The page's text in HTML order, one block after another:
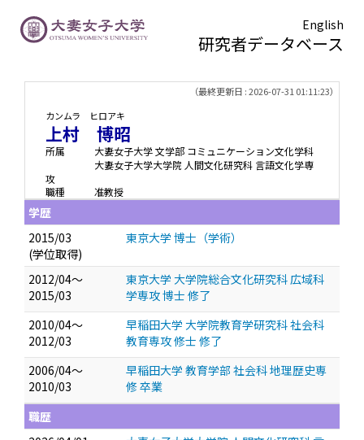
English
研究者データベース
（最終更新日 : 2026-07-31 01:11:23）
カンムラ ヒロアキ
上村 博昭
所属
大妻女子大学 文学部 コミュニケーション文化学科
大妻女子大学大学院 人間文化研究科 言語文化学専
攻
職種
准教授
学歴
2015/03
(学位取得)
東京大学 博士（学術）
2012/04～
2015/03
東京大学 大学院総合文化研究科 広域科
学専攻 博士 修了
2010/04～
2012/03
早稲田大学 大学院教育学研究科 社会科
教育専攻 修士 修了
2006/04～
2010/03
早稲田大学 教育学部 社会科 地理歴史専
修 卒業
職歴